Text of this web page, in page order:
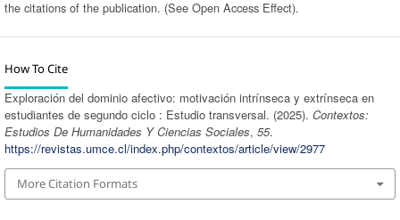
the citations of the publication. (See Open Access Effect).
How To Cite
Exploración del dominio afectivo: motivación intrínseca y extrínseca en
estudiantes de segundo ciclo : Estudio transversal. (2025). Contextos:
Estudios De Humanidades Y Ciencias Sociales, 55.
https://revistas.umce.cl/index.php/contextos/article/view/2977
More Citation Formats